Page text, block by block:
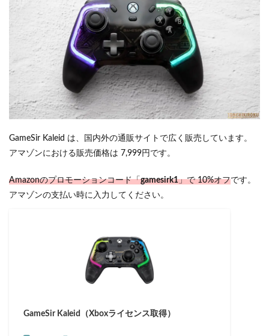
GameSir Kaleid は、国内外の通販サイトで広く販売しています。
アマゾンにおける販売価格は 7,999円です。
Amazonのプロモーションコード「gamesirk1」で 10%オフです。
アマゾンの支払い時に入力してください。
GameSir Kaleid（Xboxライセンス取得）